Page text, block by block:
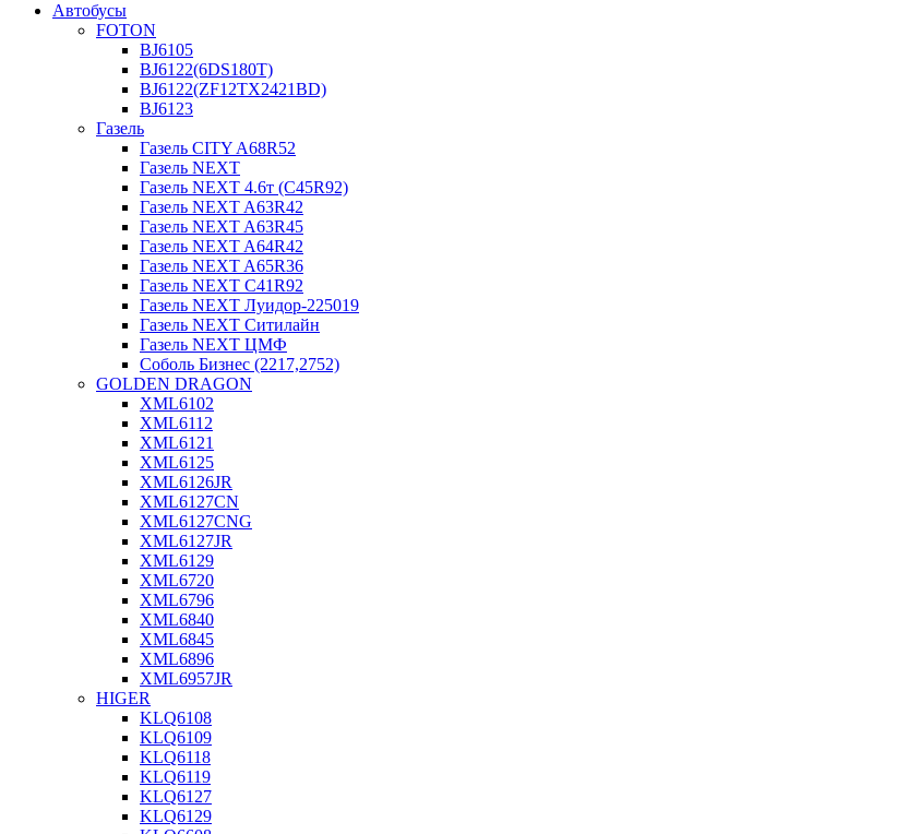
Автобусы
FOTON
BJ6105
BJ6122(6DS180T)
BJ6122(ZF12TX2421BD)
BJ6123
Газель
Газель CITY A68R52
Газель NEXT
Газель NEXT 4.6т (C45R92)
Газель NEXT A63R42
Газель NEXT A63R45
Газель NEXT A64R42
Газель NEXT A65R36
Газель NEXT C41R92
Газель NEXT Луидор-225019
Газель NEXT Ситилайн
Газель NEXT ЦМФ
Соболь Бизнес (2217,2752)
GOLDEN DRAGON
XML6102
XML6112
XML6121
XML6125
XML6126JR
XML6127CN
XML6127CNG
XML6127JR
XML6129
XML6720
XML6796
XML6840
XML6845
XML6896
XML6957JR
HIGER
KLQ6108
KLQ6109
KLQ6118
KLQ6119
KLQ6127
KLQ6129